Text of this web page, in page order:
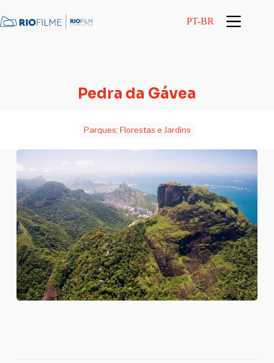
PT-BR
Pedra da Gávea
Parques; Florestas e Jardins